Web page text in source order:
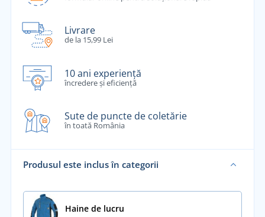
Livrare
de la 15,99 Lei
10 ani experiență
încredere și eficiență
Sute de puncte de coletărie
în toată România
Produsul este inclus în categorii
Haine de lucru